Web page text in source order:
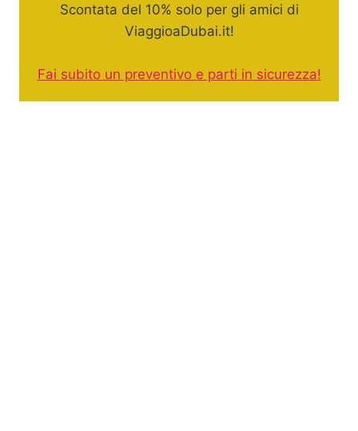
Scontata del 10% solo per gli amici di
ViaggioaDubai.it!
Fai subito un preventivo e parti in sicurezza!